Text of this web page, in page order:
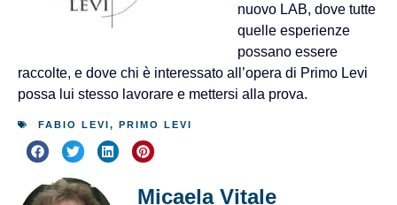
nuovo LAB, dove tutte
quelle esperienze
possano essere
raccolte, e dove chi è interessato all’opera di Primo Levi
possa lui stesso lavorare e mettersi alla prova.
FABIO LEVI, PRIMO LEVI
Micaela Vitale